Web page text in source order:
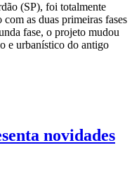
(SP), foi totalmente
as duas primeiras fases
fase, o projeto mudou
e urbanístico do antigo
novidades